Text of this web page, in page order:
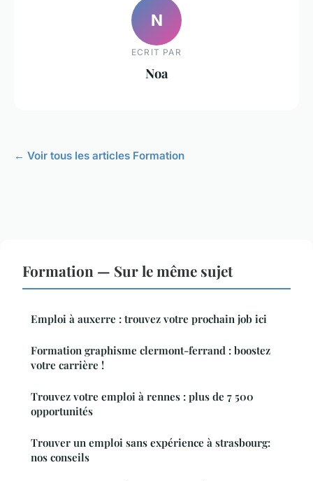
N
ECRIT PAR
Noa
← Voir tous les articles Formation
Formation — Sur le même sujet
Emploi à auxerre : trouvez votre prochain job ici
Formation graphisme clermont-ferrand : boostez
votre carrière !
Trouvez votre emploi à rennes : plus de 7 500
opportunités
Trouver un emploi sans expérience à strasbourg:
nos conseils